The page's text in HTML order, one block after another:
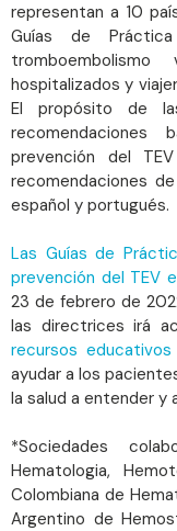
representan a 10
Guías de
hospitalizados y
El propósito de
prevención del
recomendaciones
español y portugués.
Las Guías de
prevención del TEV
23 de febrero de
las directrices irá
recursos educativos
ayudar a los
la salud a entender y
*Sociedades
Hematologia,
Colombiana de
Argentino de